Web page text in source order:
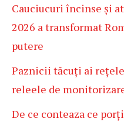
Cauciucuri încinse și
2026 a transformat
putere
Paznicii tăcuți ai
releele de
De ce conteaza ce